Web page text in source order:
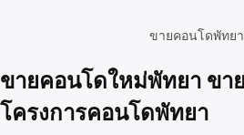
ขายคอนโดพัทย
ขายคอนโดใหม่พัทยา ขา
โครงการคอนโดพัทยา